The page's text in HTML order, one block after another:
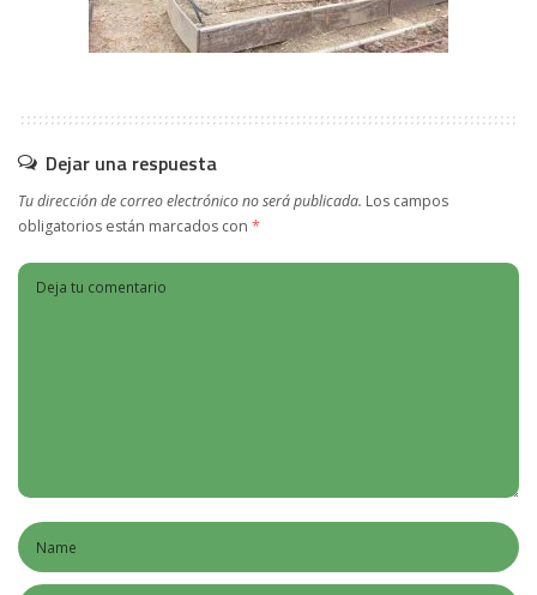
Dejar una respuesta
Tu dirección de correo electrónico no será publicada. Los campos
obligatorios están marcados con *